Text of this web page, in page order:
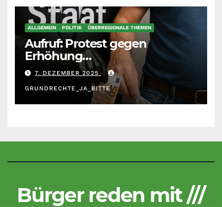
ALLGEMEIN POLITIK ÜBERREGIONALE THEMEN
Aufruf: Protest gegen
Erhöhung
Krankenkassenbeiträge
7. DEZEMBER 2025
GRUNDRECHTE_JA_BITTE
Bürger reden mit ///